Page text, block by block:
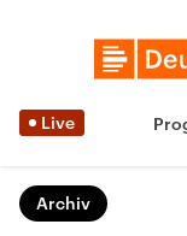
Live
Archiv